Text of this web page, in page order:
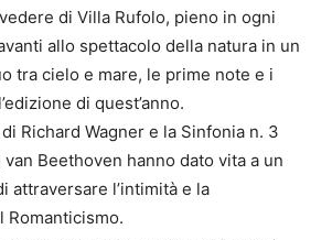
di Villa Rufolo, pieno in ogni
allo spettacolo della natura in un
tra cielo e mare, le prime note e i
di quest’anno.
Richard Wagner e la Sinfonia n. 3
van Beethoven hanno dato vita a un
attraversare l’intimità e la
Romanticismo.